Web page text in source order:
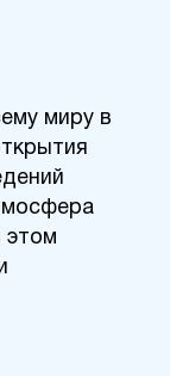
миру в
этом